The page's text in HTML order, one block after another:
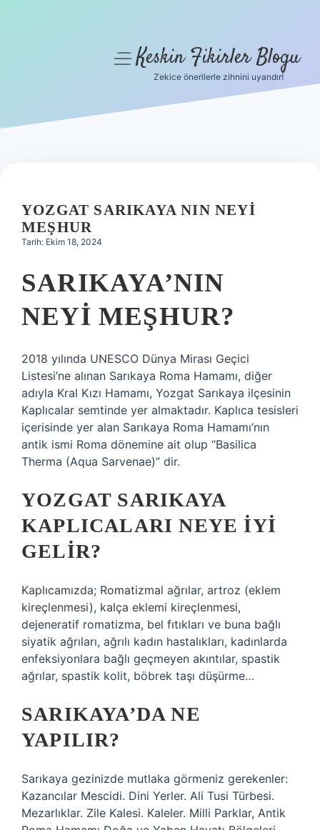
Hakkımızda
menüyüKeskin Fikirler Blogu
Zekice önerilerle zihnini uyandır!
YOZGAT SARIKAYA NIN NEYI
MEŞHUR
Tarih: Ekim 18, 2024
SARIKAYA’NIN
NEYI MEŞHUR?
2018 yılında UNESCO Dünya Mirası Geçici
Listesi’ne alınan Sarıkaya Roma Hamamı, diğer
adıyla Kral Kızı Hamamı, Yozgat Sarıkaya ilçesinin
Kaplıcalar semtinde yer almaktadır. Kaplıca tesisleri
içerisinde yer alan Sarıkaya Roma Hamamı’nın
antik ismi Roma dönemine ait olup “Basilica
Therma (Aqua Sarvenae)” dir.
YOZGAT SARIKAYA
KAPLICALARI NEYE İYI
GELIR?
Kaplıcamızda; Romatizmal ağrılar, artroz (eklem
kireçlenmesi), kalça eklemi kireçlenmesi,
dejeneratif romatizma, bel fıtıkları ve buna bağlı
siyatik ağrıları, ağrılı kadın hastalıkları, kadınlarda
enfeksiyonlara bağlı geçmeyen akıntılar, spastik
ağrılar, spastik kolit, böbrek taşı düşürme…
SARIKAYA’DA NE
YAPILIR?
Sarıkaya gezinizde mutlaka görmeniz gerekenler:
Kazancılar Mescidi. Dini Yerler. Ali Tusi Türbesi.
Mezarlıklar. Zile Kalesi. Kaleler. Milli Parklar, Antik